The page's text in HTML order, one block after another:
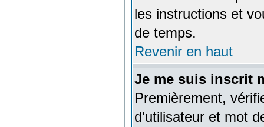
les instructions et
de temps.
Revenir en haut
Je me suis inscrit
Premièrement,
d'utilisateur et mot